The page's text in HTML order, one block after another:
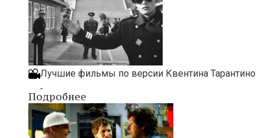
Лучшие фильмы по версии Квентина Тарантино
Подробнее